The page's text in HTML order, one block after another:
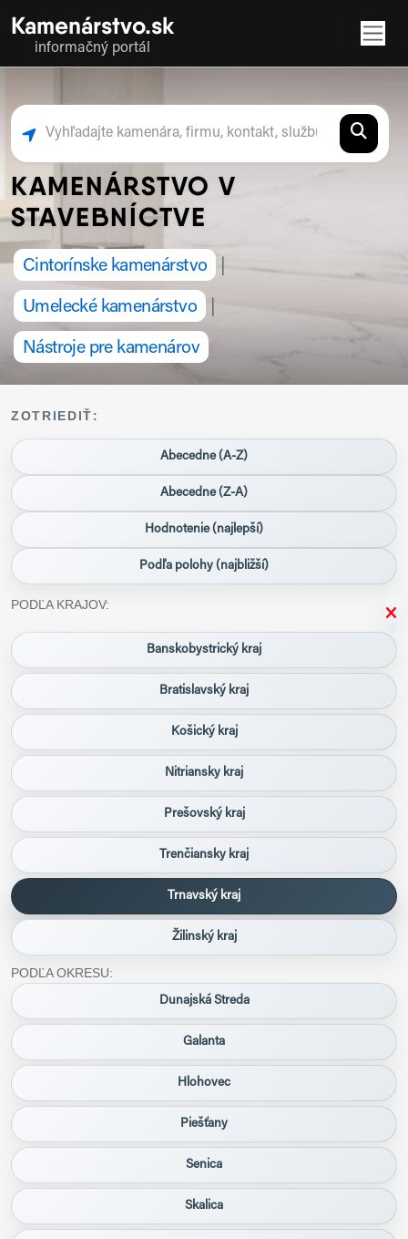
Kamenárstvo.sk
informačný portál
KAMENÁRSTVO V
STAVEBNÍCTVE
Cintorínske kamenárstvo
Umelecké kamenárstvo
Nástroje pre kamenárov
ZOTRIEDIŤ:
Abecedne (A-Z)
Abecedne (Z-A)
Hodnotenie (najlepší)
Podľa polohy (najbližší)
PODĽA KRAJOV:
Banskobystrický kraj
Bratislavský kraj
Košický kraj
Nitriansky kraj
Prešovský kraj
Trenčiansky kraj
Trnavský kraj
Žilinský kraj
PODĽA OKRESU:
Dunajská Streda
Galanta
Hlohovec
Piešťany
Senica
Skalica